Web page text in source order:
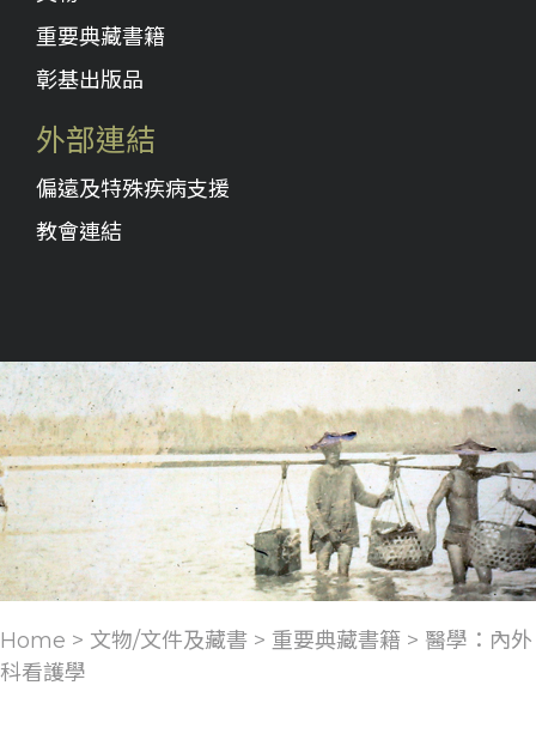
重要典藏書籍
彰基出版品
外部連結
偏遠及特殊疾病支援
教會連結
Home > 文物/文件及藏書 > 重要典藏書籍 > 醫學：內外
科看護學